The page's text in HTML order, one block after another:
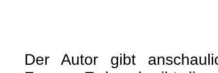
Der Autor gibt